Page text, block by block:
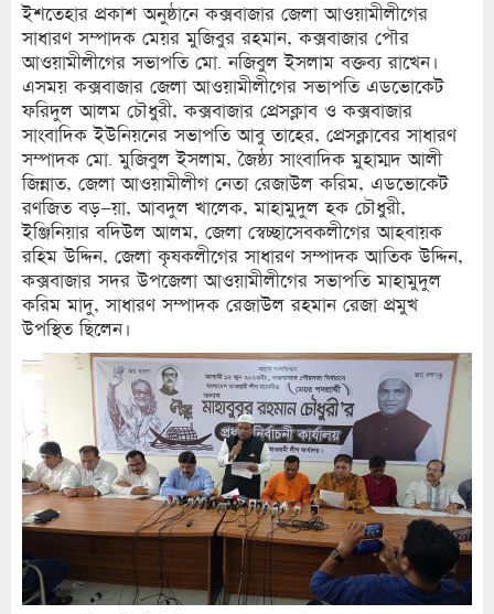
ইশতেহার প্রকাশ অনুষ্ঠানে কক্সবাজার জেলা আওয়ামীলীগের
সাধারণ সম্পাদক মেয়র মুজিবুর রহমান, কক্সবাজার পৌর
আওয়ামীলীগের সভাপতি মো. নজিবুল ইসলাম বক্তব্য রাখেন।
এসময় কক্সবাজার জেলা আওয়ামীলীগের সভাপতি এডভোকেট
ফরিদুল আলম চৌধুরী, কক্সবাজার প্রেসক্লাব ও কক্সবাজার
সাংবাদিক ইউনিয়নের সভাপতি আবু তাহের, প্রেসক্লাবের সাধারণ
সম্পাদক মো. মুজিবুল ইসলাম, জৈষ্ঠ্য সাংবাদিক মুহাম্মদ আলী
জিন্নাত, জেলা আওয়ামীলীগ নেতা রেজাউল করিম, এডভোকেট
রণজিত বড়–য়া, আবদুল খালেক, মাহামুদুল হক চৌধুরী,
ইঞ্জিনিয়ার বদিউল আলম, জেলা স্বেচ্ছাসেবকলীগের আহবায়ক
রহিম উদ্দিন, জেলা কৃষকলীগের সাধারণ সম্পাদক আতিক উদ্দিন,
কক্সবাজার সদর উপজেলা আওয়ামীলীগের সভাপতি মাহামুদুল
করিম মাদু, সাধারণ সম্পাদক রেজাউল রহমান রেজা প্রমুখ
উপস্থিত ছিলেন।